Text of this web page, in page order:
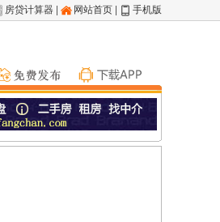
房贷计算器 网站首页 手机版